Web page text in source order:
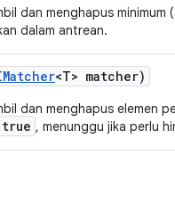
dan menghapus minimum
dalam antrean.
<T> matcher)
dan menghapus elemen
true , menunggu jika perlu